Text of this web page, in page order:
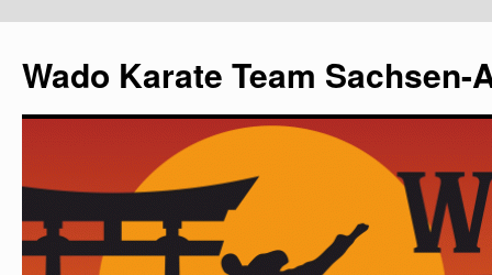
Wado Karate Team Sachsen-